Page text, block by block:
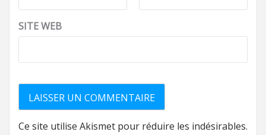
SITE WEB
Ce site utilise Akismet pour réduire les indésirables.